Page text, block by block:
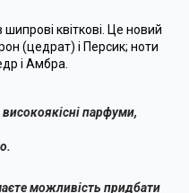
квіткові. Це новий
(цедрат) і Персик; ноти
і Амбра.
парфуми,
можливість придбати